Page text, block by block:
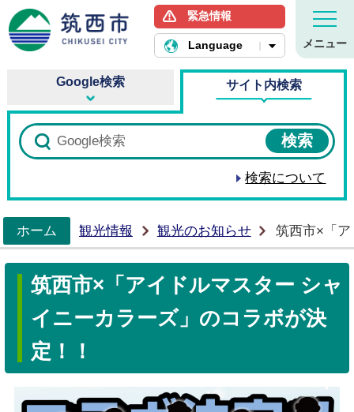
筑西市ホームページ
緊急情報
Language メニュー
Google検索 サイト内検索
検索について
ホーム
観光情報 観光のお知らせ 筑西市×「
筑西市×「アイドルマスター シャ
イニーカラーズ」のコラボが決
定！！